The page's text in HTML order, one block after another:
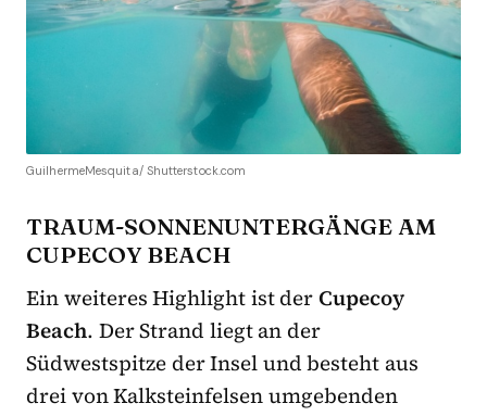
GuilhermeMesquita/ Shutterstock.com
TRAUM-SONNENUNTERGÄNGE AM
CUPECOY BEACH
Ein weiteres Highlight ist derCupecoy
Beach. Der Strand liegt an der
Südwestspitze der Insel und besteht aus
drei von Kalksteinfelsen umgebenden